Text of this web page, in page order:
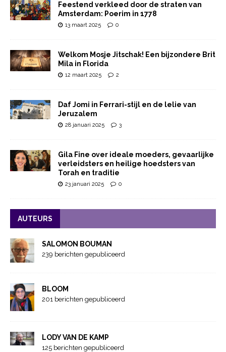
Feestend verkleed door de straten van
Amsterdam: Poerim in 1778
13 maart 2025 0
Welkom Mosje Jitschak! Een bijzondere Brit
Mila in Florida
12 maart 2025 2
Daf Jomi in Ferrari-stijl en de lelie van
Jeruzalem
28 januari 2025 3
Gila Fine over ideale moeders, gevaarlijke
verleidsters en heilige hoedsters van
Torah en traditie
23 januari 2025 0
AUTEURS
SALOMON BOUMAN
239 berichten gepubliceerd
BLOOM
201 berichten gepubliceerd
LODY VAN DE KAMP
125 berichten gepubliceerd